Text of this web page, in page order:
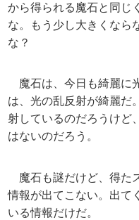
から得られる魔石と同じ
な。もう少し大きくなら
な？
魔石は、今日も綺麗に
は、光の乱反射が綺麗だ
射しているのだろうけど
はないのだろう。
魔石も謎だけど、得た
情報が出てこない。出て
いる情報だけだ。